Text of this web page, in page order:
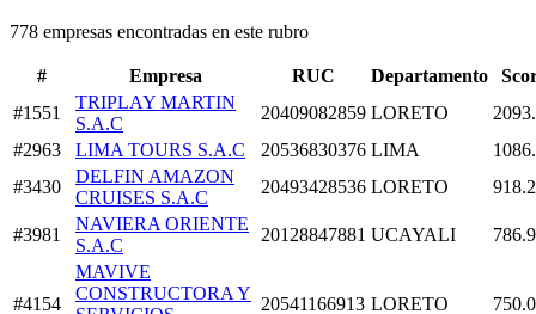
778 empresas encontradas en este rubro
# Empresa RUC Departamento
#1551
TRIPLAY MARTIN
S.A.C
20409082859 LORETO
#2963
LIMA TOURS S.A.C 20536830376 LIMA
#3430
DELFIN AMAZON
CRUISES S.A.C
20493428536 LORETO
#3981
NAVIERA ORIENTE
S.A.C
20128847881 UCAYALI
#4154
MAVIVE
CONSTRUCTORA Y
20541166913 LORETO